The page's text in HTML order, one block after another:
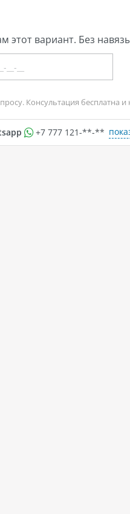
вариант. Без
Консультация бесплатна и
+7 777 121-**-**